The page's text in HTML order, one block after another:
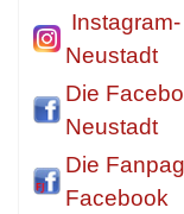
Neustadt
Die
Neustadt
Die
Facebook